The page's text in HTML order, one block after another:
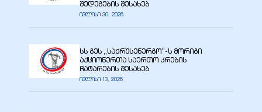
შედეგების შესახებ
ივლისი 30, 2026
სს გეს ,,საქრუსენერგო’’-ს მორიგი
აქციონერთა საერთო კრების
ჩატარების შესახებ
ივლისი 13, 2026